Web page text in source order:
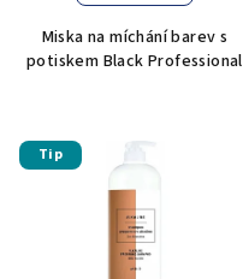
Miska na míchání barev s
potiskem Black Professional
Tip